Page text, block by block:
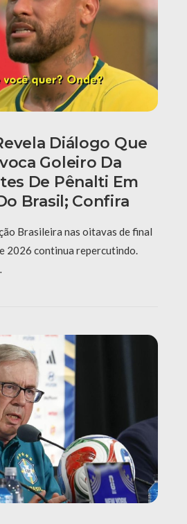
Diálogo Que
Goleiro Da
De Pênalti Em
Brasil; Confira
Brasileira nas oitavas de final
2026 continua repercutindo.